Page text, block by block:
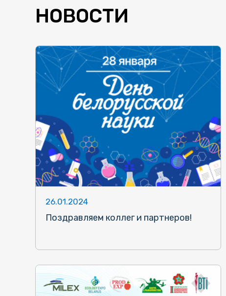
НОВОСТИ
26.01.2024
Поздравляем коллег и партнеров!